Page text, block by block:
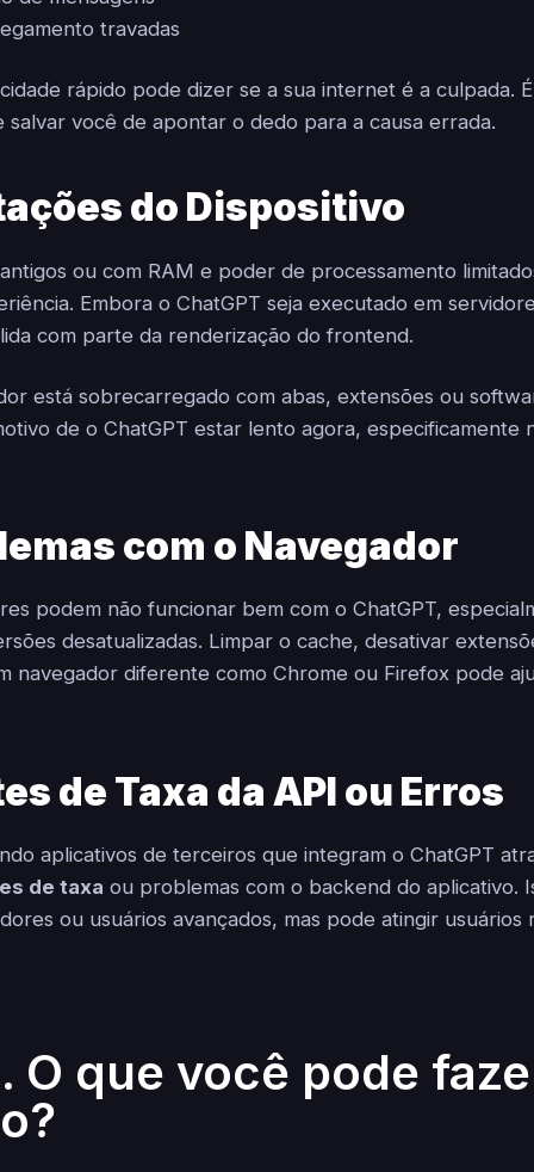
travadas
rápido pode dizer se a sua internet é a culpada.
salvar você de apontar o dedo para a causa errada.
do Dispositivo
ou com RAM e poder de processamento
Embora o ChatGPT seja executado em
com parte da renderização do frontend.
está sobrecarregado com abas, extensões ou
de o ChatGPT estar lento agora, especificamente
com o Navegador
podem não funcionar bem com o ChatGPT,
desatualizadas. Limpar o cache, desativar
navegador diferente como Chrome ou Firefox pode
de Taxa da API ou Erros
aplicativos de terceiros que integram o ChatGPT
de taxa ou problemas com o backend do aplicativo.
ou usuários avançados, mas pode atingir usuários
O que você pode